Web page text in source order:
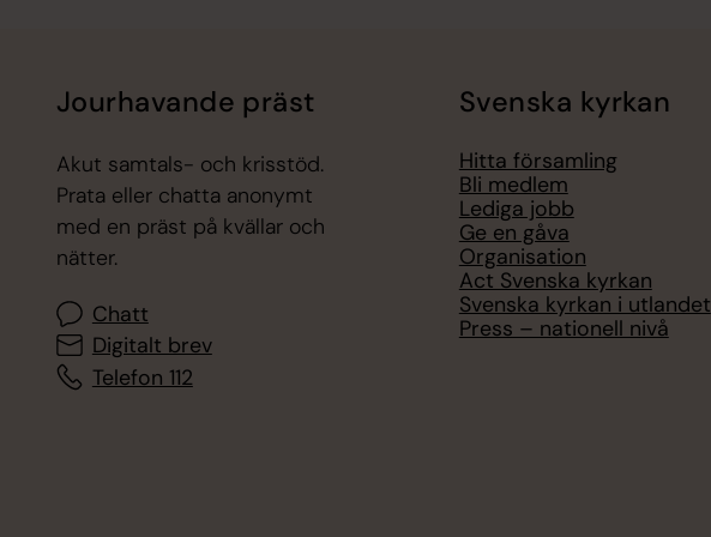
Jourhavande präst
Akut samtals- och krisstöd.
Prata eller chatta anonymt
med en präst på kvällar och
nätter.
Chatt
Digitalt brev
Telefon 112
Svenska kyrkan
Hitta församling
Bli medlem
Lediga jobb
Ge en gåva
Organisation
Act Svenska kyrkan
Svenska kyrkan i utlandet
Press – nationell nivå